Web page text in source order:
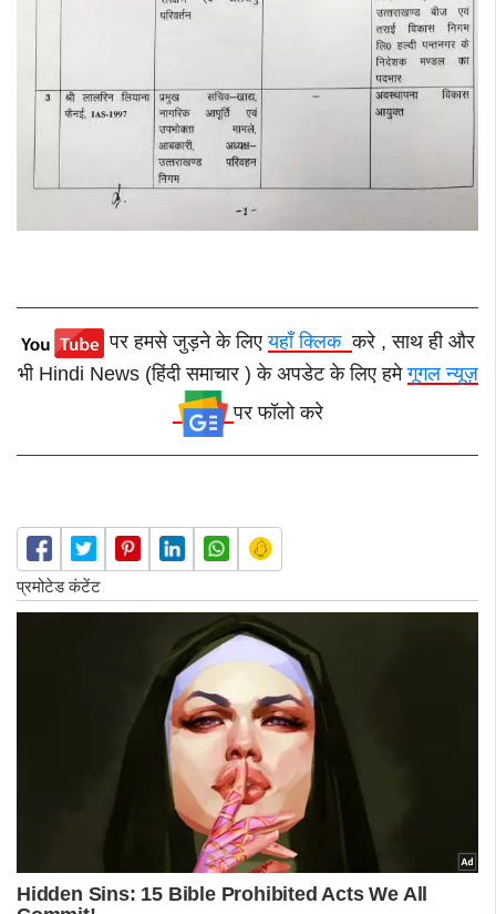
पर हमसे जुड़ने के लिएयहाँ क्लिककरे , साथ ही और
भी Hindi News (हिंदी समाचार ) के अपडेट के लिए हमेगूगल न्यूज़
पर फॉलो करे